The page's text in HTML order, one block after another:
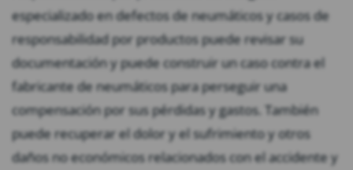
especializado en defectos de neumáticos y casos de
responsabilidad por productos puede revisar su
documentación y puede construir un caso contra el
fabricante de neumáticos para perseguir una
compensación por sus pérdidas y gastos. También
puede recuperar el dolor y el sufrimiento y otros
daños no económicos relacionados con el accidente y